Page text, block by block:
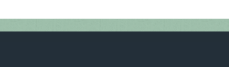
s
A
b
o
er gr
a
p